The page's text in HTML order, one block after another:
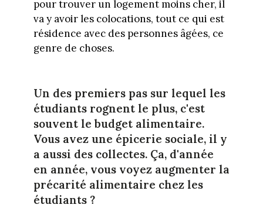
pour trouver un logement moins cher, il
va y avoir les colocations, tout ce qui est
résidence avec des personnes âgées, ce
genre de choses.
Un des premiers pas sur lequel les
étudiants rognent le plus, c'est
souvent le budget alimentaire.
Vous avez une épicerie sociale, il y
a aussi des collectes. Ça, d'année
en année, vous voyez augmenter la
précarité alimentaire chez les
étudiants ?